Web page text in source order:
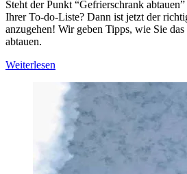
Steht der Punkt “Gefrierschrank
Ihrer To-do-Liste? Dann ist jetzt der
anzugehen! Wir geben Tipps, wie Sie
abtauen.
Weiterlesen